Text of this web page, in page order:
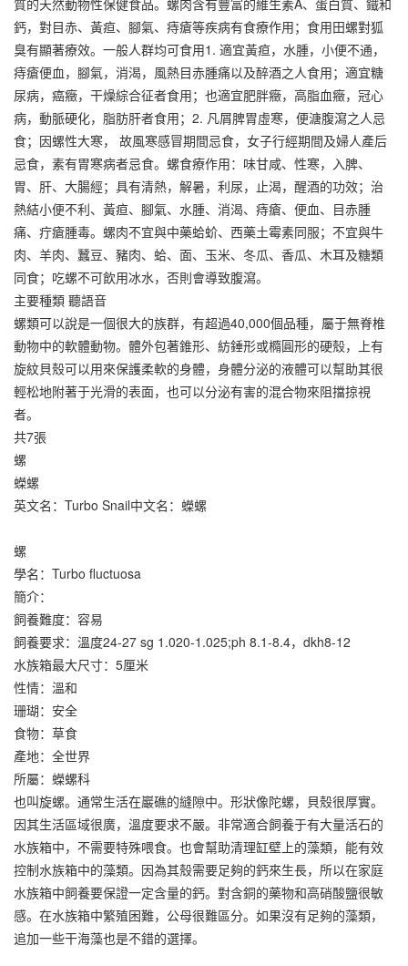
質的天然動物性保健食品。螺肉含有豐富的維生素A、蛋白質、鐵和
鈣，對目赤、黃疸、腳氣、痔瘡等疾病有食療作用；食用田螺對狐
臭有顯著療效。一般人群均可食用1. 適宜黃疸，水腫，小便不通，
痔瘡便血，腳氣，消渴，風熱目赤腫痛以及醉酒之人食用；適宜糖
尿病，癌癥，干燥綜合征者食用；也適宜肥胖癥，高脂血癥，冠心
病，動脈硬化，脂肪肝者食用；2. 凡屑脾胃虛寒，便溏腹瀉之人忌
食；因螺性大寒， 故風寒感冒期間忌食，女子行經期間及婦人產后
忌食，素有胃寒病者忌食。螺食療作用：味甘咸、性寒，入脾、
胃、肝、大腸經；具有清熱，解暑，利尿，止渴，醒酒的功效；治
熱結小便不利、黃疸、腳氣、水腫、消渴、痔瘡、便血、目赤腫
痛、疔瘡腫毒。螺肉不宜與中藥蛤蚧、西藥土霉素同服；不宜與牛
肉、羊肉、蠶豆、豬肉、蛤、面、玉米、冬瓜、香瓜、木耳及糖類
同食；吃螺不可飲用冰水，否則會導致腹瀉。
主要種類 聽語音
螺類可以說是一個很大的族群，有超過40,000個品種，屬于無脊椎
動物中的軟體動物。體外包著錐形、紡錘形或橢圓形的硬殼，上有
旋紋貝殼可以用來保護柔軟的身體，身體分泌的液體可以幫助其很
輕松地附著于光滑的表面，也可以分泌有害的混合物來阻擋掠視
者。
共7張
螺
蠑螺
英文名：Turbo Snail中文名：蠑螺
螺
學名：Turbo fluctuosa
簡介：
飼養難度：容易
飼養要求：溫度24-27 sg 1.020-1.025;ph 8.1-8.4，dkh8-12
水族箱最大尺寸：5厘米
性情：溫和
珊瑚：安全
食物：草食
產地：全世界
所屬：蠑螺科
也叫旋螺。通常生活在巖礁的縫隙中。形狀像陀螺，貝殼很厚實。
因其生活區域很廣，溫度要求不嚴。非常適合飼養于有大量活石的
水族箱中，不需要特殊喂食。也會幫助清理缸壁上的藻類，能有效
控制水族箱中的藻類。因為其殼需要足夠的鈣來生長，所以在家庭
水族箱中飼養要保證一定含量的鈣。對含銅的藥物和高硝酸鹽很敏
感。在水族箱中繁殖困難，公母很難區分。如果沒有足夠的藻類，
追加一些干海藻也是不錯的選擇。